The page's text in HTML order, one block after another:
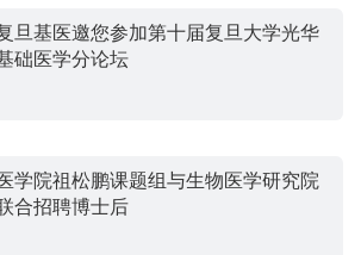
旦基医邀您参加第十届复旦大学光华
础医学分论坛
学院祖松鹏课题组与生物医学研究院
合招聘博士后